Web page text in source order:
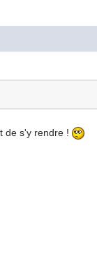
de s'y rendre !